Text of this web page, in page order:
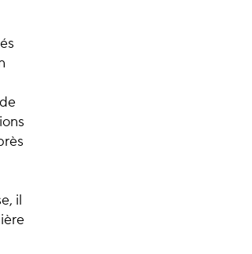
il